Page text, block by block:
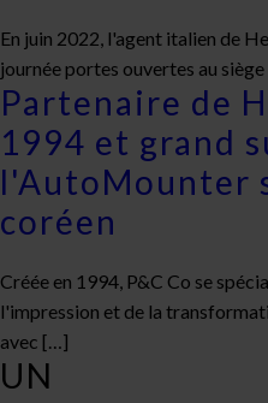
En juin 2022, l'agent italien de
journée portes ouvertes au
Partenaire de
1994 et grand
l'AutoMounter
coréen
Créée en 1994, P&C Co se
l'impression et de la
avec […]
UN